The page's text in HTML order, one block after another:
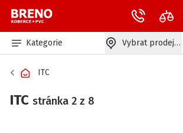
Kategorie Vybrat prodejnu
ITC
ITC stránka 2 z 8